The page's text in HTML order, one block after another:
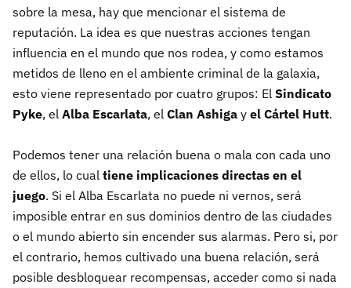
sobre la mesa, hay que mencionar el sistema de
reputación. La idea es que nuestras acciones tengan
influencia en el mundo que nos rodea, y como estamos
metidos de lleno en el ambiente criminal de la galaxia,
esto viene representado por cuatro grupos: El Sindicato
Pyke, el Alba Escarlata, el Clan Ashiga y el Cártel Hutt.
Podemos tener una relación buena o mala con cada uno
de ellos, lo cual tiene implicaciones directas en el
juego. Si el Alba Escarlata no puede ni vernos, será
imposible entrar en sus dominios dentro de las ciudades
o el mundo abierto sin encender sus alarmas. Pero si, por
el contrario, hemos cultivado una buena relación, será
posible desbloquear recompensas, acceder como si nada